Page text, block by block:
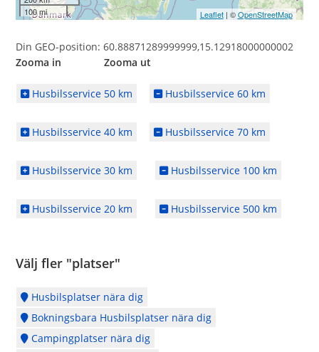
100 mi
Leaflet| ©OpenStreetMap
Din GEO-position: 60.88871289999999,15.12918000000002
Zooma in Zooma ut
Husbilsservice 50 km Husbilsservice 60 km
Husbilsservice 40 km Husbilsservice 70 km
Husbilsservice 30 km Husbilsservice 100 km
Husbilsservice 20 km Husbilsservice 500 km
Välj fler "platser"
Husbilsplatser nära dig
Bokningsbara Husbilsplatser nära dig
Campingplatser nära dig